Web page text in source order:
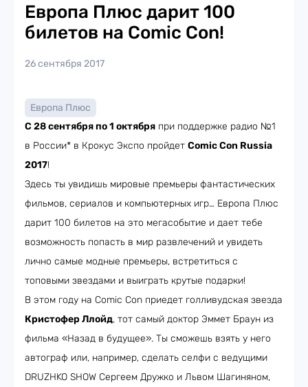
Европа Плюс дарит 100
билетов на Comic Con!
26 сентября 2017
Европа Плюс
С 28 сентября по 1 октября при поддержке радио №1
в России* в Крокус Экспо пройдет Comic Con Russia
2017!
Здесь ты увидишь мировые премьеры фантастических
фильмов, сериалов и компьютерных игр… Европа Плюс
дарит 100 билетов на это мегасобытие и дает тебе
возможность попасть в мир развлечений и увидеть
лично самые модные премьеры, встретиться с
топовыми звездами и выиграть крутые подарки!
В этом году на Comic Con приедет голливудская звезда
Кристофер Ллойд, тот самый доктор Эммет Браун из
фильма «Назад в будущее». Ты сможешь взять у него
автограф или, например, сделать селфи с ведущими
DRUZHKO SHOW Сергеем Дружко и Львом Шагиняном,